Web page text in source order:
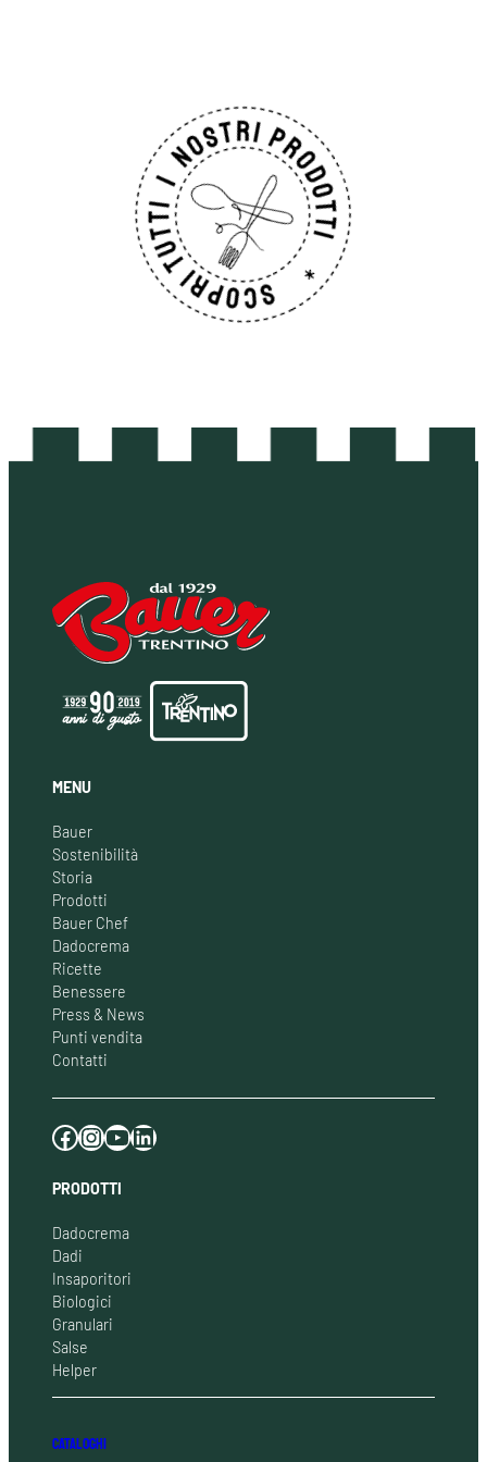
MENU
Bauer
Sostenibilità
Storia
Prodotti
Bauer Chef
Dadocrema
Ricette
Benessere
Press & News
Punti vendita
Contatti
Facebook Instagram YouTube LinkedIn
PRODOTTI
Dadocrema
Dadi
Insaporitori
Biologici
Granulari
Salse
Helper
CATALOGHI